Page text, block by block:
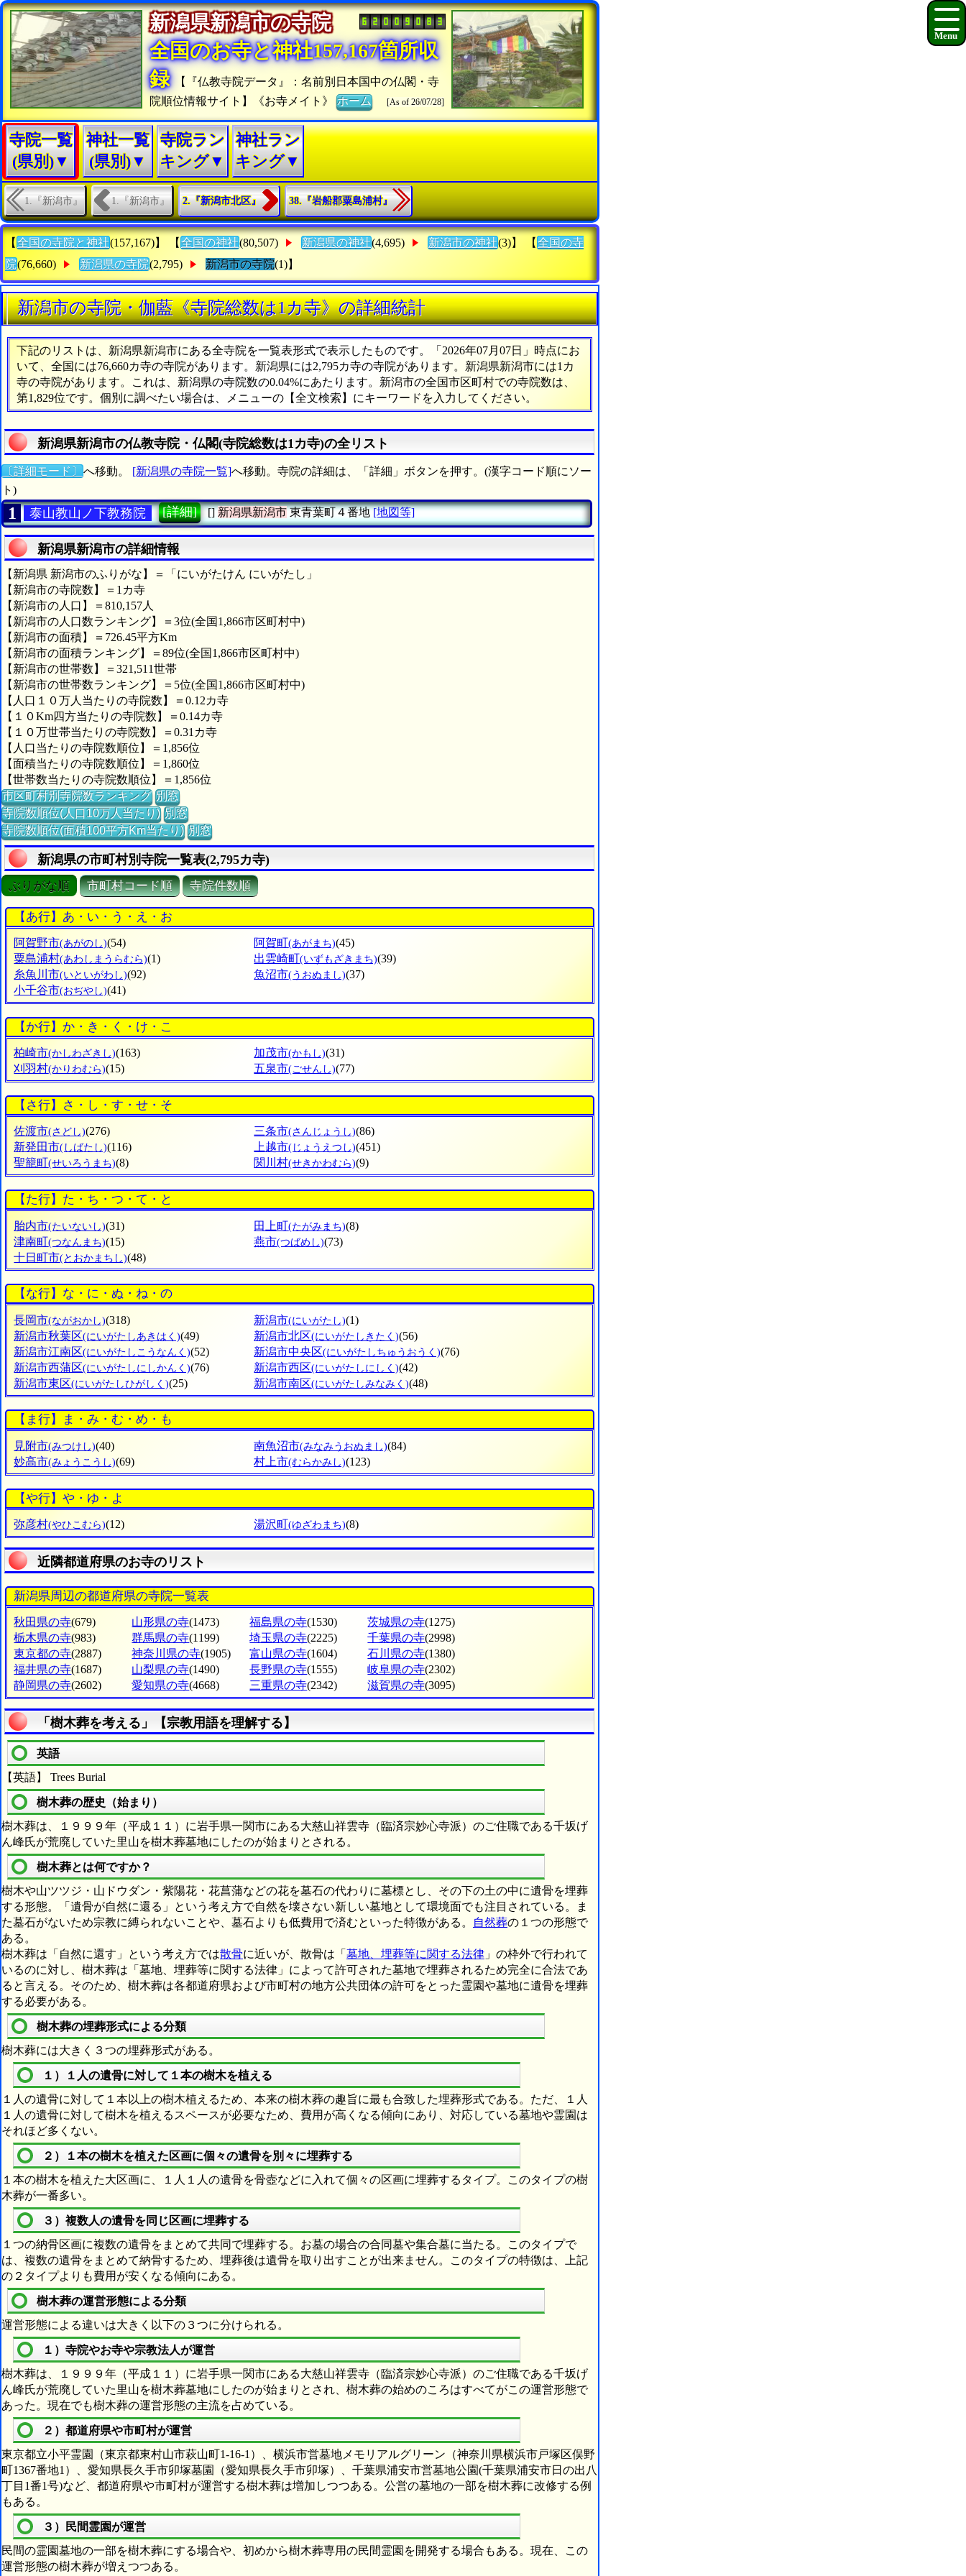
新潟県新潟市の寺院
全国のお寺と神社157,167箇所収
録
【『仏教寺院データ』：名前別日本国中の仏閣・寺
院順位情報サイト】《お寺メイト》ホーム [As of 26/07/28]
寺院一覧
(県別)▼
神社一覧
(県別)▼
寺院ラン
キング▼
神社ラン
キング▼
1.『新潟市』 1.『新潟市』 2.『新潟市北区』 38.『岩船郡粟島浦村』
【 全国の寺院と神社(157,167)】 【 全国の神社(80,507) 新潟県の神社(4,695) 新潟市の神社(3)】 【 全国の寺
院(76,660) 新潟県の寺院(2,795) 新潟市の寺院(1)】
新潟市の寺院・伽藍《寺院総数は1カ寺》の詳細統計
下記のリストは、新潟県新潟市にある全寺院を一覧表形式で表示したものです。「2026年07月07日」時点にお
いて、全国には76,660カ寺の寺院があります。新潟県には2,795カ寺の寺院があります。新潟県新潟市には1カ
寺の寺院があります。これは、新潟県の寺院数の0.04%にあたります。新潟市の全国市区町村での寺院数は、
第1,829位です。個別に調べたい場合は、メニューの【全文検索】にキーワードを入力してください。
新潟県新潟市の仏教寺院・仏閣(寺院総数は1カ寺)の全リスト
〔詳細モード〕 へ移動。 [新潟県の寺院一覧]へ移動。寺院の詳細は、「詳細」ボタンを押す。(漢字コード順にソー
ト)
1 泰山教山ノ下教務院 [詳細] [] 新潟県新潟市東青葉町４番地 [地図等]
新潟県新潟市の詳細情報
【新潟県 新潟市のふりがな】＝「にいがたけん にいがたし」
【新潟市の寺院数】＝1カ寺
【新潟市の人口】＝810,157人
【新潟市の人口数ランキング】＝3位(全国1,866市区町村中)
【新潟市の面積】＝726.45平方Km
【新潟市の面積ランキング】＝89位(全国1,866市区町村中)
【新潟市の世帯数】＝321,511世帯
【新潟市の世帯数ランキング】＝5位(全国1,866市区町村中)
【人口１０万人当たりの寺院数】＝0.12カ寺
【１０Km四方当たりの寺院数】＝0.14カ寺
【１０万世帯当たりの寺院数】＝0.31カ寺
【人口当たりの寺院数順位】＝1,856位
【面積当たりの寺院数順位】＝1,860位
【世帯数当たりの寺院数順位】＝1,856位
市区町村別寺院数ランキング 別窓
寺院数順位(人口10万人当たり) 別窓
寺院数順位(面積100平方Km当たり) 別窓
新潟県の市町村別寺院一覧表(2,795カ寺)
ぶりがな順 市町村コード順 寺院件数順
【あ行】あ・い・う・え・お
阿賀野市(あがのし)(54) 阿賀町(あがまち)(45)
粟島浦村(あわしまうらむら)(1) 出雲崎町(いずもざきまち)(39)
糸魚川市(いといがわし)(92) 魚沼市(うおぬまし)(37)
小千谷市(おぢやし)(41)
【か行】か・き・く・け・こ
柏崎市(かしわざきし)(163) 加茂市(かもし)(31)
刈羽村(かりわむら)(15) 五泉市(ごせんし)(77)
【さ行】さ・し・す・せ・そ
佐渡市(さどし)(276) 三条市(さんじょうし)(86)
新発田市(しばたし)(116) 上越市(じょうえつし)(451)
聖籠町(せいろうまち)(8) 関川村(せきかわむら)(9)
【た行】た・ち・つ・て・と
胎内市(たいないし)(31) 田上町(たがみまち)(8)
津南町(つなんまち)(15) 燕市(つばめし)(73)
十日町市(とおかまちし)(48)
【な行】な・に・ぬ・ね・の
長岡市(ながおかし)(318) 新潟市(にいがたし)(1)
新潟市秋葉区(にいがたしあきはく)(49) 新潟市北区(にいがたしきたく)(56)
新潟市江南区(にいがたしこうなんく)(52) 新潟市中央区(にいがたしちゅうおうく)(76)
新潟市西蒲区(にいがたしにしかんく)(76) 新潟市西区(にいがたしにしく)(42)
新潟市東区(にいがたしひがしく)(25) 新潟市南区(にいがたしみなみく)(48)
【ま行】ま・み・む・め・も
見附市(みつけし)(40) 南魚沼市(みなみうおぬまし)(84)
妙高市(みょうこうし)(69) 村上市(むらかみし)(123)
【や行】や・ゆ・よ
弥彦村(やひこむら)(12) 湯沢町(ゆざわまち)(8)
近隣都道府県のお寺のリスト
新潟県周辺の都道府県の寺院一覧表
秋田県の寺(679) 山形県の寺(1473) 福島県の寺(1530) 茨城県の寺(1275)
栃木県の寺(983) 群馬県の寺(1199) 埼玉県の寺(2225) 千葉県の寺(2998)
東京都の寺(2887) 神奈川県の寺(1905) 富山県の寺(1604) 石川県の寺(1380)
福井県の寺(1687) 山梨県の寺(1490) 長野県の寺(1555) 岐阜県の寺(2302)
静岡県の寺(2602) 愛知県の寺(4668) 三重県の寺(2342) 滋賀県の寺(3095)
「樹木葬を考える」【宗教用語を理解する】
英語
【英語】 Trees Burial
樹木葬の歴史（始まり）
樹木葬は、１９９９年（平成１１）に岩手県一関市にある大慈山祥雲寺（臨済宗妙心寺派）のご住職である千坂げ
ん峰氏が荒廃していた里山を樹木葬墓地にしたのが始まりとされる。
樹木葬とは何ですか？
樹木や山ツツジ・山ドウダン・紫陽花・花菖蒲などの花を墓石の代わりに墓標とし、その下の土の中に遺骨を埋葬
する形態。「遺骨が自然に還る」という考え方で自然を壊さない新しい墓地として環境面でも注目されている。ま
た墓石がないため宗教に縛られないことや、墓石よりも低費用で済むといった特徴がある。
自然葬の１つの形態で
ある。
樹木葬は「自然に還す」という考え方では散骨に近いが、散骨は「 墓地、埋葬等に関する法律 」の枠外で行われて
いるのに対し、樹木葬は「墓地、埋葬等に関する法律」によって許可された墓地で埋葬されるため完全に合法であ
ると言える。そのため、樹木葬は各都道府県および市町村の地方公共団体の許可をとった霊園や墓地に遺骨を埋葬
する必要がある。
樹木葬の埋葬形式による分類
樹木葬には大きく３つの埋葬形式がある。
１）１人の遺骨に対して１本の樹木を植える
１人の遺骨に対して１本以上の樹木植えるため、本来の樹木葬の趣旨に最も合致した埋葬形式である。ただ、１人
１人の遺骨に対して樹木を植えるスペースが必要なため、費用が高くなる傾向にあり、対応している墓地や霊園は
それほど多くない。
２）１本の樹木を植えた区画に個々の遺骨を別々に埋葬する
１本の樹木を植えた大区画に、１人１人の遺骨を骨壺などに入れて個々の区画に埋葬するタイプ。このタイプの樹
木葬が一番多い。
３）複数人の遺骨を同じ区画に埋葬する
１つの納骨区画に複数の遺骨をまとめて共同で埋葬する。お墓の場合の合同墓や集合墓に当たる。このタイプで
は、複数の遺骨をまとめて納骨するため、埋葬後は遺骨を取り出すことが出来ません。このタイプの特徴は、上記
の２タイプよりも費用が安くなる傾向にある。
樹木葬の運営形態による分類
運営形態による違いは大きく以下の３つに分けられる。
１）寺院やお寺や宗教法人が運営
樹木葬は、１９９９年（平成１１）に岩手県一関市にある大慈山祥雲寺（臨済宗妙心寺派）のご住職である千坂げ
ん峰氏が荒廃していた里山を樹木葬墓地にしたのが始まりとされ、樹木葬の始めのころはすべてがこの運営形態で
あった。現在でも樹木葬の運営形態の主流を占めている。
２）都道府県や市町村が運営
東京都立小平霊園（東京都東村山市萩山町1-16-1）、横浜市営墓地メモリアルグリーン（神奈川県横浜市戸塚区俣野
町1367番地1）、愛知県長久手市卯塚墓園（愛知県長久手市卯塚）、千葉県浦安市営墓地公園(千葉県浦安市日の出八
丁目1番1号)など、都道府県や市町村が運営する樹木葬は増加しつつある。公営の墓地の一部を樹木葬に改修する例
もある。
３）民間霊園が運営
民間の霊園墓地の一部を樹木葬にする場合や、初めから樹木葬専用の民間霊園を開発する場合もある。現在、この
運営形態の樹木葬が増えつつある。